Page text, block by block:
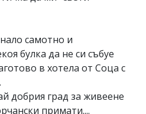
самотно и
булка да не си събуе
в хотела от Соца с
добрия град за живеене
примати....